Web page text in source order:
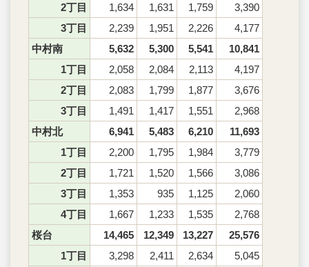
2丁目
1,634 1,631 1,759
3,390
3丁目
2,239 1,951 2,226
4,177
中村南
5,632 5,300 5,541
10,841
1丁目
2,058 2,084 2,113
4,197
2丁目
2,083 1,799 1,877
3,676
3丁目
1,491 1,417 1,551
2,968
中村北
6,941 5,483 6,210
11,693
1丁目
2,200 1,795 1,984
3,779
2丁目
1,721 1,520 1,566
3,086
3丁目
1,353 935 1,125
2,060
4丁目
1,667 1,233 1,535
2,768
桜台
14,465 12,349 13,227
25,576
1丁目
3,298 2,411 2,634
5,045